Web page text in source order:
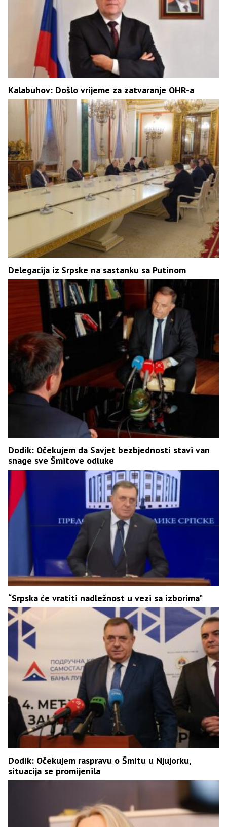
Kalabuhov: Došlo vrijeme za zatvaranje OHR-a
Delegacija iz Srpske na sastanku sa Putinom
Dodik: Očekujem da Savjet bezbjednosti stavi van
snage sve Šmitove odluke
“Srpska će vratiti nadležnost u vezi sa izborima”
Dodik: Očekujem raspravu o Šmitu u Njujorku,
situacija se promijenila